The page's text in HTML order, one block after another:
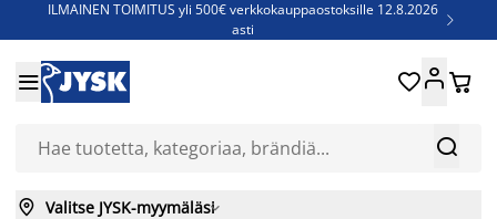
ILMAINEN TOIMITUS yli 500€ verkkokauppaostoksille 12.8.2026
asti

Jenkkisänkyjä - Säästä jopa 60%


 
 Valitse JYSK-myymäläsi